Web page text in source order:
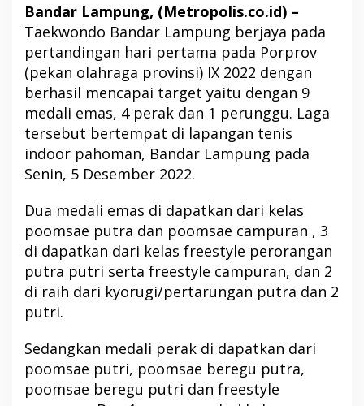
Bandar Lampung, (Metropolis.co.id) –
Taekwondo Bandar Lampung berjaya pada
pertandingan hari pertama pada Porprov
(pekan olahraga provinsi) IX 2022 dengan
berhasil mencapai target yaitu dengan 9
medali emas, 4 perak dan 1 perunggu. Laga
tersebut bertempat di lapangan tenis
indoor pahoman, Bandar Lampung pada
Senin, 5 Desember 2022.
Dua medali emas di dapatkan dari kelas
poomsae putra dan poomsae campuran , 3
di dapatkan dari kelas freestyle perorangan
putra putri serta freestyle campuran, dan 2
di raih dari kyorugi/pertarungan putra dan 2
putri.
Sedangkan medali perak di dapatkan dari
poomsae putri, poomsae beregu putra,
poomsae beregu putri dan freestyle